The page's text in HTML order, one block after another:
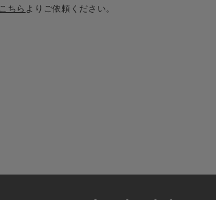
こちら よりご依頼ください。